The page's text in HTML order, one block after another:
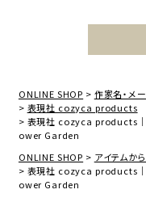
ONLINE SHOP 作家名・メ
表現社 cozyca products
表現社 cozyca products｜
ower Garden
ONLINE SHOP
アイテムか
表現社 cozyca products｜
ower Garden